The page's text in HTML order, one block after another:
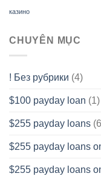
казино
CHUYÊN MỤC
! Без рубрики (4)
$100 payday loan (1)
$255 payday loans
$255 payday loans
$255 payday loans